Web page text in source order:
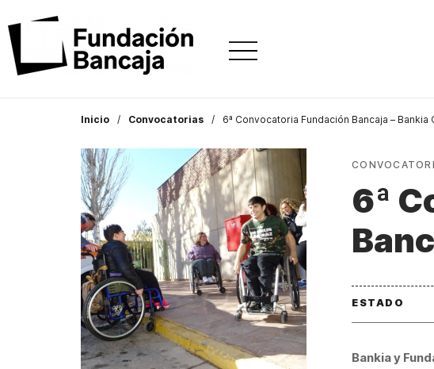
Inicio Convocatorias 6ª Convocatoria Fundación Bancaja – Bankia
6ª
ESTADO
Bankia y